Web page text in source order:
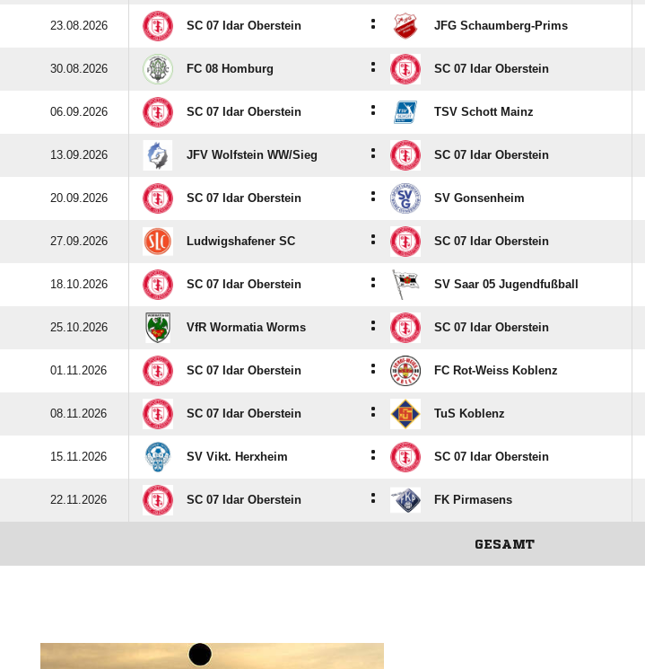
23.08.2026 SC 07 Idar Oberstein : JFG Schaumberg-Prims
30.08.2026 FC 08 Homburg : SC 07 Idar Oberstein
06.09.2026 SC 07 Idar Oberstein : TSV Schott Mainz
13.09.2026 JFV Wolfstein WW/​Sieg : SC 07 Idar Oberstein
20.09.2026 SC 07 Idar Oberstein : SV Gonsenheim
27.09.2026 Ludwigshafener SC : SC 07 Idar Oberstein
18.10.2026 SC 07 Idar Oberstein : SV Saar 05 Jugendfußball
25.10.2026 VfR Wormatia Worms : SC 07 Idar Oberstein
01.11.2026 SC 07 Idar Oberstein : FC Rot-Weiss Koblenz
08.11.2026 SC 07 Idar Oberstein : TuS Koblenz
15.11.2026 SV Vikt. Herxheim : SC 07 Idar Oberstein
22.11.2026 SC 07 Idar Oberstein : FK Pirmasens
GESAMT